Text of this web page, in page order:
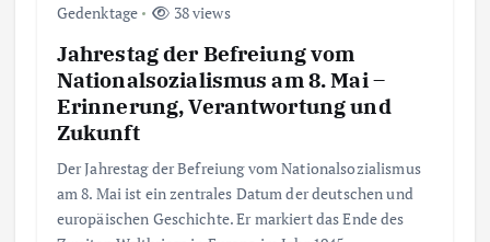
Gedenktage 38 views
Jahrestag der Befreiung vom
Nationalsozialismus am 8. Mai –
Erinnerung, Verantwortung und
Zukunft
Der Jahrestag der Befreiung vom Nationalsozialismus
am 8. Mai ist ein zentrales Datum der deutschen und
europäischen Geschichte. Er markiert das Ende des